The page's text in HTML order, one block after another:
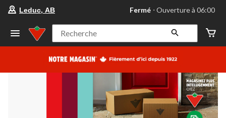
votre
préféré
Leduc,
AB,
courament
Ouverture
à
06:00
cliquer
pour
Leduc, AB Fermé ⋅ Ouverture à 06:00
Recherche